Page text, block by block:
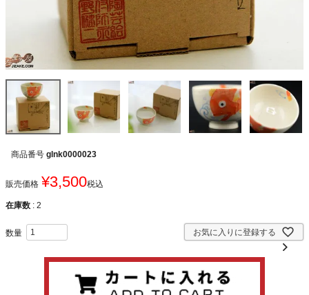
商品番号 glnk0000023
販売価格 ¥3,500税込
在庫数 2
お気に入りに登録する